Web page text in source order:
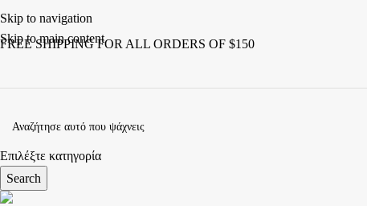
Skip to navigation
Skip to main content
FREE SHIPPING FOR ALL ORDERS OF $150
Επιλέξτε κατηγορία
Search